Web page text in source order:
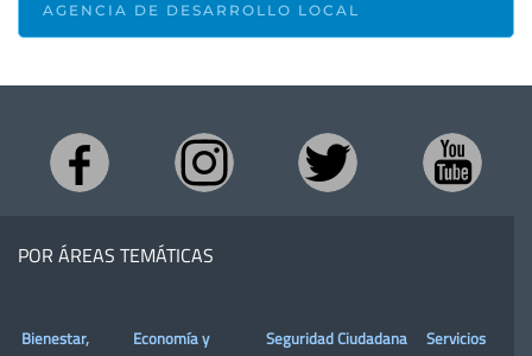
AGENCIA DE DESARROLLO LOCAL
POR ÁREAS TEMÁTICAS
Bienestar,
Economía y
Seguridad Ciudadana
Servicios